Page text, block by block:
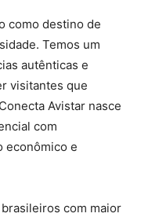
como destino de
Temos um
autênticas e
visitantes que
Avistar nasce
com
econômico e
com maior